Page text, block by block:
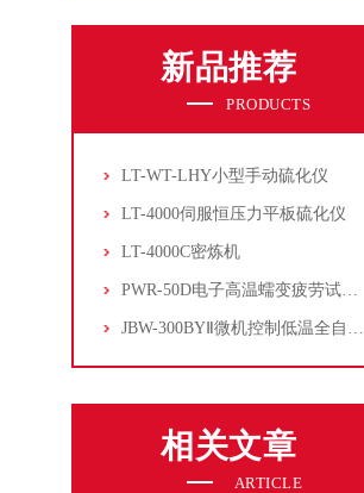
新品推荐
PRODUCTS
LT-WT-LHY小型手动硫化仪
LT-4000伺服恒压力平板硫化仪
LT-4000C密炼机
PWR-50D电子高温蠕变疲劳试验机
JBW-300BYⅡ微机控制低温全自动冲击试验机
相关文章
ARTICLE